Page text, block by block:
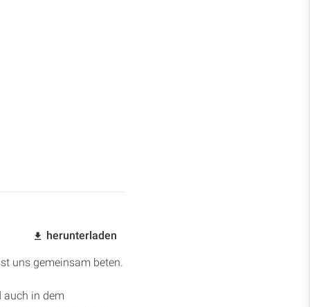
herunterladen
uns gemeinsam beten.
auch in dem